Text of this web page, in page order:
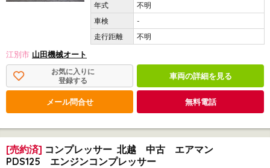
不明
-
不明
江別市 山田機械オート
お気に入りに
登録する
車両の詳細を見る
メール問合せ 無料電話
[売約済] コンプレッサー 北越 中古 エアマン
PDS125 エンジンコンプレッサー